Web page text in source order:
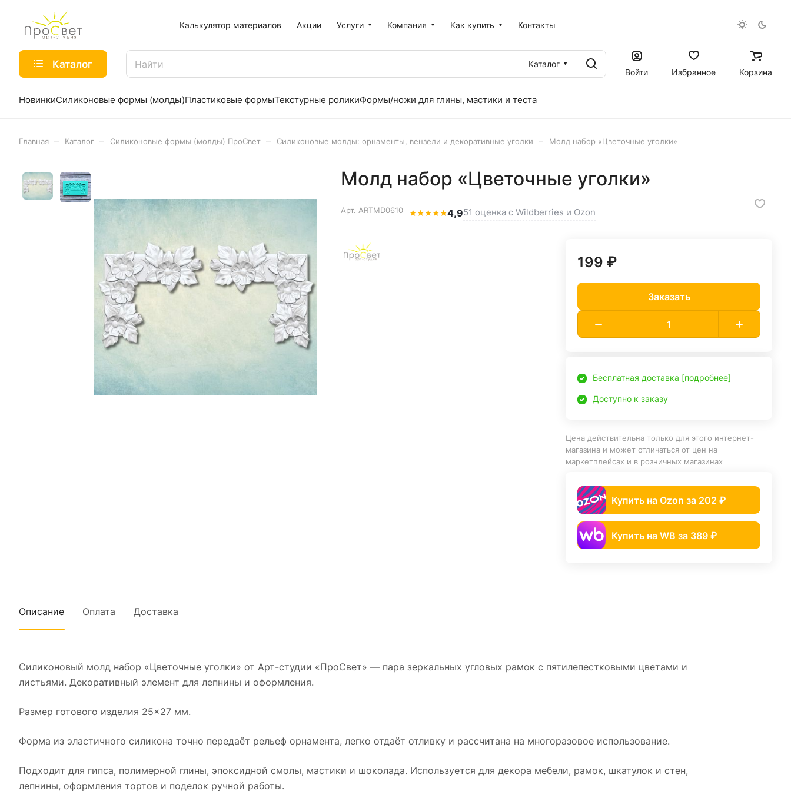
Калькулятор материалов Акции Услуги Компания Как купить Контакты
Каталог
Каталог
Войти
Избранное Корзина
НовинкиСиликоновые формы (молды)Пластиковые формыТекстурные роликиФормы/ножи для глины, мастики и теста
Главная Каталог Силиконовые формы (молды) ПроСвет Силиконовые молды: орнаменты, вензели и декоративные уголки Молд набор «Цветочные уголки»
Молд набор «Цветочные уголки»
Арт. ARTMD0610 ★★★★★4,951 оценка с Wildberries и Ozon
199 ₽
Заказать
Бесплатная доставка [подробнее]
Доступно к заказу
Цена действительна только для этого интернет-
магазина и может отличаться от цен на
маркетплейсах и в розничных магазинах
Купить на Ozon за 202 ₽
Купить на WB за 389 ₽
Описание Оплата Доставка
Силиконовый молд набор «Цветочные уголки» от Арт-студии «ПроСвет» — пара зеркальных угловых рамок с пятилепестковыми цветами и
листьями. Декоративный элемент для лепнины и оформления.
Размер готового изделия 25×27 мм.
Форма из эластичного силикона точно передаёт рельеф орнамента, легко отдаёт отливку и рассчитана на многоразовое использование.
Подходит для гипса, полимерной глины, эпоксидной смолы, мастики и шоколада. Используется для декора мебели, рамок, шкатулок и стен,
лепнины, оформления тортов и поделок ручной работы.